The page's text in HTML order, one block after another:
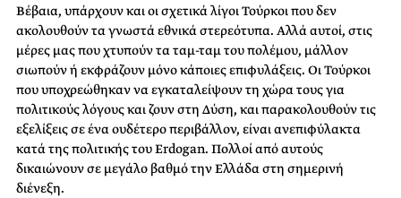
Βέβαια, υπάρχουν και οι σχετικά λίγοι Τούρκοι που δεν
ακολουθούν τα γνωστά εθνικά στερεότυπα. Αλλά αυτοί, στις
μέρες μας που χτυπούν τα ταμ-ταμ του πολέμου, μάλλον
σιωπούν ή εκφράζουν μόνο κάποιες επιφυλάξεις. Οι Τούρκοι
που υποχρεώθηκαν να εγκαταλείψουν τη χώρα τους για
πολιτικούς λόγους και ζουν στη Δύση, και παρακολουθούν τις
εξελίξεις σε ένα ουδέτερο περιβάλλον, είναι ανεπιφύλακτα
κατά της πολιτικής του Erdogan. Πολλοί από αυτούς
δικαιώνουν σε μεγάλο βαθμό την Ελλάδα στη σημερινή
διένεξη.